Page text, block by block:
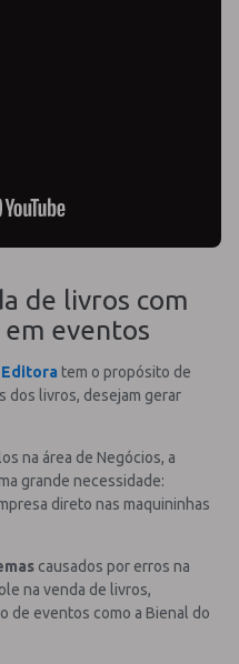
de livros com
eventos
tem o propósito de
dos livros, desejam gerar
na área de Negócios, a
grande necessidade:
direto nas maquininhas
causados por erros na
na venda de livros,
de eventos como a Bienal do